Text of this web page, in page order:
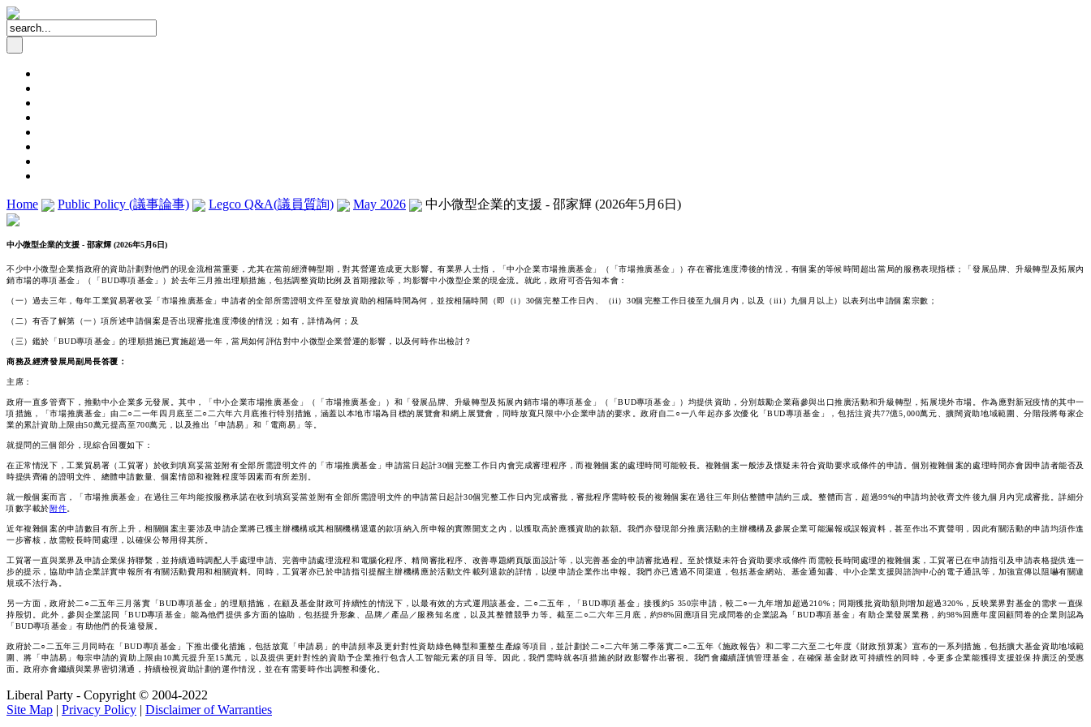
Home Public Policy (議事論事) Legco Q&A(議員質詢) May 2026 中小微型企業的支援 - 邵家輝 (2026年5月6日)
中小微型企業的支援 - 邵家輝 (2026年5月6日)
不少中小微型企業指政府的資助計劃對他們的現金流相當重要，尤其在當前經濟轉型期，對其營運造成更大影響。有業界人士指，「中小企業市場推廣基金」（「市場推廣基金」）存在審批進度滯後的情況，有個案的等候時間超出當局的服務表現指標；「發展品牌、升級轉型及拓展內
銷市場的專項基金」（「BUD專項基金」）於去年三月推出理順措施，包括調整資助比例及首期撥款等，均影響中小微型企業的現金流。就此，政府可否告知本會：
（一）過去三年，每年工業貿易署收妥「市場推廣基金」申請者的全部所需證明文件至發放資助的相隔時間為何，並按相隔時間（即（i）30個完整工作日內、（ii）30個完整工作日後至九個月內，以及（iii）九個月以上）以表列出申請個案宗數；
（二）有否了解第（一）項所述申請個案是否出現審批進度滯後的情況；如有，詳情為何；及
（三）鑑於「BUD專項基金」的理順措施已實施超過一年，當局如何評估對中小微型企業營運的影響，以及何時作出檢討？
商務及經濟發展局副局長答覆：
主席：
政府一直多管齊下，推動中小企業多元發展。其中，「中小企業市場推廣基金」（「市場推廣基金」）和「發展品牌、升級轉型及拓展內銷市場的專項基金」（「BUD專項基金」）均提供資助，分別鼓勵企業藉參與出口推廣活動和升級轉型，拓展境外市場。作為應對新冠疫情的其中一
項措施，「市場推廣基金」由二○二一年四月底至二○二六年六月底推行特別措施，涵蓋以本地市場為目標的展覽會和網上展覽會，同時放寬只限中小企業申請的要求。政府自二○一八年起亦多次優化「BUD專項基金」，包括注資共77億5,000萬元、擴闊資助地域範圍、分階段將每家企
業的累計資助上限由50萬元提高至700萬元，以及推出「申請易」和「電商易」等。
就提問的三個部分，現綜合回覆如下：
在正常情況下，工業貿易署（工貿署）於收到填寫妥當並附有全部所需證明文件的「市場推廣基金」申請當日起計30個完整工作日內會完成審理程序，而複雜個案的處理時間可能較長。複雜個案一般涉及懷疑未符合資助要求或條件的申請。個別複雜個案的處理時間亦會因申請者能否及
時提供齊備的證明文件、總體申請數量、個案情節和複雜程度等因素而有所差別。
就一般個案而言，「市場推廣基金」在過往三年均能按服務承諾在收到填寫妥當並附有全部所需證明文件的申請當日起計30個完整工作日內完成審批，審批程序需時較長的複雜個案在過往三年則佔整體申請約三成。整體而言，超過99%的申請均於收齊文件後九個月內完成審批。詳細分
項數字載於附件
近年複雜個案的申請數目有所上升，相關個案主要涉及申請企業將已獲主辦機構或其相關機構退還的款項納入所申報的實際開支之內，以獲取高於應獲資助的款額。我們亦發現部分推廣活動的主辦機構及參展企業可能漏報或誤報資料，甚至作出不實聲明，因此有關活動的申請均須作進
一步審核，故需較長時間處理，以確保公帑用得其所。
工貿署一直與業界及申請企業保持聯繫，並持續適時調配人手處理申請、完善申請處理流程和電腦化程序、精簡審批程序、改善專題網頁版面設計等，以完善基金的申請審批過程。至於懷疑未符合資助要求或條件而需較長時間處理的複雜個案，工貿署已在申請指引及申請表格提供進一
步的提示，協助申請企業詳實申報所有有關活動費用和相關資料。同時，工貿署亦已於申請指引提醒主辦機構應於活動文件載列退款的詳情，以便申請企業作出申報。我們亦已透過不同渠道，包括基金網站、基金通知書、中小企業支援與諮詢中心的電子通訊等，加強宣傳以阻嚇有關違
規或不法行為。
另一方面，政府於二○二五年三月落實「BUD專項基金」的理順措施，在顧及基金財政可持續性的情況下，以最有效的方式運用該基金。二○二五年，「BUD專項基金」接獲約5 350宗申請，較二○一九年增加超過210%；同期獲批資助額則增加超過320%，反映業界對基金的需求一直保
持殷切。此外，參與企業認同「BUD專項基金」能為他們提供多方面的協助，包括提升形象、品牌／產品／服務知名度，以及其整體競爭力等。截至二○二六年三月底，約98%回應項目完成問卷的企業認為「BUD專項基金」有助企業發展業務，約98%回應年度回顧問卷的企業則認為
「BUD專項基金」有助他們的長遠發展。
政府於二○二五年三月同時在「BUD專項基金」下推出優化措施，包括放寬「申請易」的申請頻率及更針對性資助綠色轉型和重整生產線等項目，並計劃於二○二六年第二季落實二○二五年《施政報告》和二零二六至二七‍年度《財政預算案》宣布的一系列措施，包括擴大基金資助地域範
圍、將「申請易」每宗申請的資助上限由10萬元提升至15萬元，以及提供更針對性的資助予企業推行包含人工智能元素的項目等。因此，我們需時就各項措施的財政影響作出審視。我們會繼續謹慎管理基金，在確保基金財政可持續性的同時，令更多企業能獲得支援並保持廣泛的受惠
面。政府亦會繼續與業界密切溝通，持續檢視資助計劃的運作情況，並在有需要時作出調整和優化。
Liberal Party - Copyright © 2004-2022
Site Map | Privacy Policy | Disclaimer of Warranties